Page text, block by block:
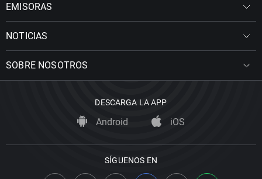
EMISORAS
NOTICIAS
SOBRE NOSOTROS
DESCARGA LA APP
Android iOS
SÍGUENOS EN